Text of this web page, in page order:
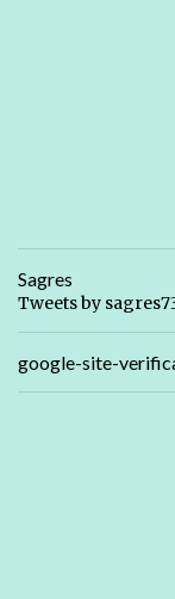
Sagres
Tweets by
google-site-